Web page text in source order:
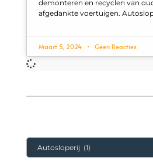
demonteren en recyclen van
afgedankte voertuigen.
Maart 5, 2024 Geen Reacties